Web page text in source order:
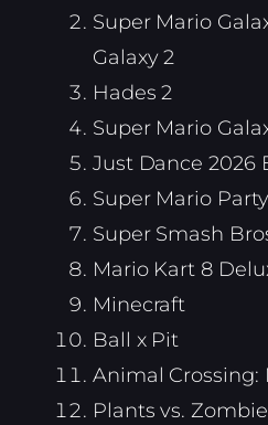
Super Mario
Galaxy 2
Hades 2
Super Mario
Just Dance 2026
Super Mario
Super Smash
Mario Kart 8
Minecraft
Ball x Pit
Animal Crossing:
Plants vs.